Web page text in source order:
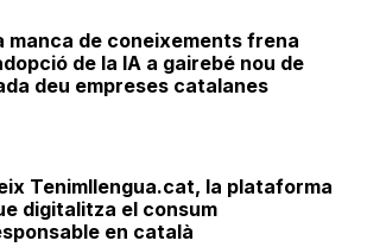
manca de coneixements frena
de la IA a gairebé nou de
deu empreses catalanes
Tenimllengua.cat, la plataforma
digitalitza el consum
en català